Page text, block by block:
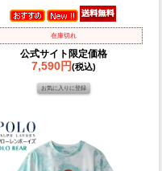
在庫切れ
公式サイト限定価格
7,590円(税込)